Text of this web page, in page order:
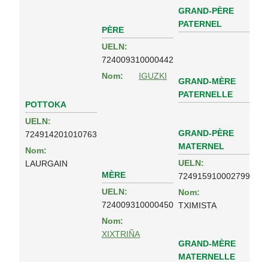
POTTOKA
UELN:
724914201010763
Nom:
LAURGAIN
PÈRE
UELN:
724009310000442
Nom:
IGUZKI
GRAND-PÈRE
PATERNEL
GRAND-MÈRE
PATERNELLE
MÈRE
UELN:
724009310000450
Nom:
XIXTRIÑA
GRAND-PÈRE
MATERNEL
UELN:
724915910002799
Nom:
TXIMISTA
GRAND-MÈRE
MATERNELLE